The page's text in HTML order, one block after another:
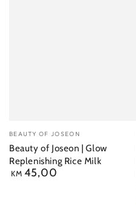
Dobavljač:
BEAUTY OF JOSEON
Beauty of Joseon | Glow
Replenishing Rice Milk
Redovna
KM 45,00